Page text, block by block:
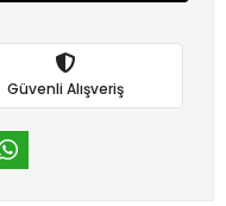
Güvenli Alışveriş